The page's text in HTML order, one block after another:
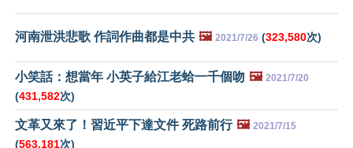
河南泄洪悲歌 作詞作曲都是中共 🖼️ 2021/7/26 (323,580次)
小笑話：想當年 小英子給江老蛤一千個吻 🖼️ 2021/7/20
(431,582次)
文革又來了！習近平下達文件 死路前行 🖼️ 2021/7/15
(563,181次)